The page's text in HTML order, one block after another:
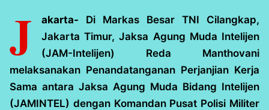
J akarta- Di Markas Besar TNI Cilangkap,
Jakarta Timur, Jaksa Agung Muda Intelijen
(JAM-Intelijen) Reda Manthovani
melaksanakan Penandatanganan Perjanjian Kerja
Sama antara Jaksa Agung Muda Bidang Intelijen
(JAMINTEL) dengan Komandan Pusat Polisi Militer